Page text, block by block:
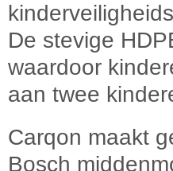
De stevige
waardoor
aan twee
Carqon maakt
Bosch